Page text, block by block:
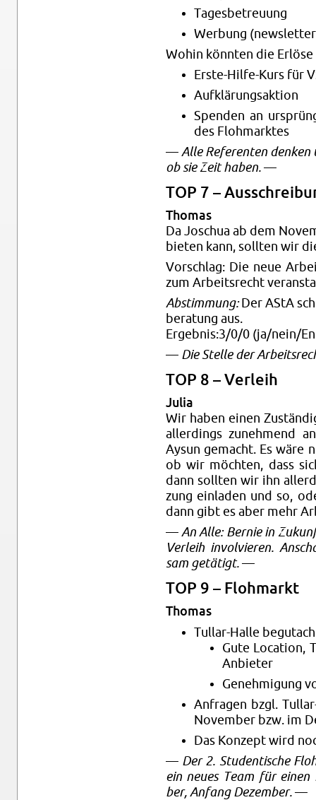
Ta­ges­be­treu­ung
Wer­bung
Wohin könn­ten die Er­lö­se
Ers­te-Hil­fe-Kurs für
Auf­klä­rungs­ak­ti­on
Spen­den an
des Floh­mark­tes
— Alle Re­fe­ren­ten den­ken
ob sie Zeit haben.—
TOP 7 –
Tho­mas
Da Joschua ab dem
bie­ten kann, soll­ten wir
Vor­schlag: Die neue
zum Ar­beits­recht
Ab­stim­mung:Der AStA
be­ra­tung aus.
Er­geb­nis:3/0/0 (ja/nein/
— Die Stel­le der
TOP 8 – Ver­leih
Julia
Wir haben einen
al­ler­dings zu­neh­mend
Aysun ge­macht. Es wäre
ob wir möch­ten, dass
dann soll­ten wir ihn
zung ein­la­den und so,
dann gibt es aber mehr
— An Alle: Ber­nie in
Ver­leih in­vol­vie­ren.
sam ge­tä­tigt.—
TOP 9 – Floh­markt
Tho­mas
Tul­lar-Hal­le
Gute Lo­ca­ti­on,
An­bie­ter
Ge­neh­mi­gung
An­fra­gen bzgl.
No­vem­ber bzw. im
Das Kon­zept wird
— Der 2. Stu­den­ti­sche
ein neues Team für
ber, An­fang De­zem­ber.—